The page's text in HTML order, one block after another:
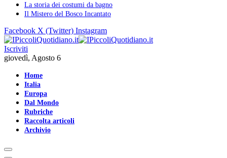
La storia dei costumi da bagno
Il Mistero del Bosco Incantato
Facebook X (Twitter) Instagram
Iscriviti
giovedì, Agosto 6
Home
Italia
Europa
Dal Mondo
Rubriche
Raccolta articoli
Archivio